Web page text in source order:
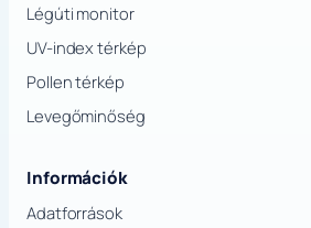
Légúti monitor
UV-index térkép
Pollen térkép
Levegőminőség
Információk
Adatforrások